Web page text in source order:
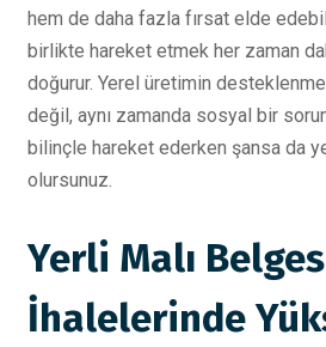
hem de daha fazla fırsat elde
birlikte hareket etmek her zaman
doğurur. Yerel üretimin
değil, aynı zamanda sosyal bir
bilinçle hareket ederken şansa da
olursunuz.
Yerli Malı
İhalelerinde